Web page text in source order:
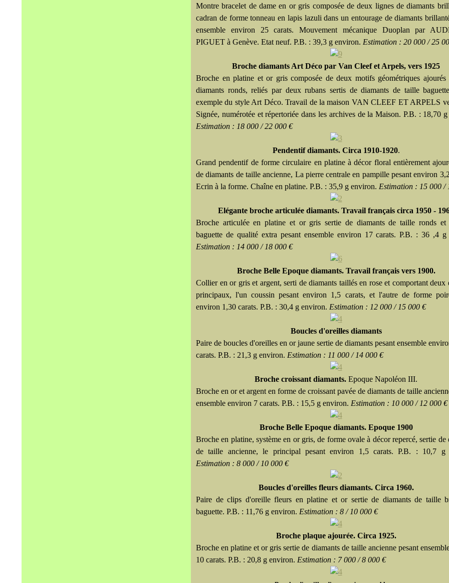
Montre bracelet de dame en or gris composée de deux lignes de diamants
cadran de forme tonneau en lapis lazuli dans un entourage de diamants
ensemble environ 25 carats. Mouvement mécanique Duoplan par
PIGUET à Genève. Etat neuf. P.B. : 39,3 g environ. Estimation : 20 000 / 25
Broche diamants Art Déco par Van Cleef et Arpels, vers 1925
Broche en platine et or gris composée de deux motifs géométriques ajourés
diamants ronds, reliés par deux rubans sertis de diamants de taille
exemple du style Art Déco. Travail de la maison VAN CLEEF ET ARPELS
Signée, numérotée et répertoriée dans les archives de la Maison. P.B. : 18,70
Estimation : 18 000 / 22 000 €
Pendentif diamants. Circa 1910-1920.
Grand pendentif de forme circulaire en platine à décor floral entièrement
de diamants de taille ancienne, La pierre centrale en pampille pesant environ
Ecrin à la forme. Chaîne en platine. P.B. : 35,9 g environ. Estimation : 15 000 /
Elégante broche articulée diamants. Travail français circa 1950 -
Broche articulée en platine et or gris sertie de diamants de taille ronds et
baguette de qualité extra pesant ensemble environ 17 carats. P.B. : 36 ,4 g
Estimation : 14 000 / 18 000 €
Broche Belle Epoque diamants. Travail français vers 1900.
Collier en or gris et argent, serti de diamants taillés en rose et comportant deux
principaux, l'un coussin pesant environ 1,5 carats, et l'autre de forme
environ 1,30 carats. P.B. : 30,4 g environ. Estimation : 12 000 / 15 000 €
Boucles d'oreilles diamants
Paire de boucles d'oreilles en or jaune sertie de diamants pesant ensemble
carats. P.B. : 21,3 g environ. Estimation : 11 000 / 14 000 €
Broche croissant diamants. Epoque Napoléon III.
Broche en or et argent en forme de croissant pavée de diamants de taille
ensemble environ 7 carats. P.B. : 15,5 g environ. Estimation : 10 000 / 12 000 €
Broche Belle Epoque diamants. Epoque 1900
Broche en platine, système en or gris, de forme ovale à décor repercé, sertie de
de taille ancienne, le principal pesant environ 1,5 carats. P.B. : 10,7 g
Estimation : 8 000 / 10 000 €
Boucles d'oreilles fleurs diamants. Circa 1960.
Paire de clips d'oreille fleurs en platine et or sertie de diamants de taille
baguette. P.B. : 11,76 g environ. Estimation : 8 / 10 000 €
Broche plaque ajourée. Circa 1925.
Broche en platine et or gris sertie de diamants de taille ancienne pesant
10 carats. P.B. : 20,8 g environ. Estimation : 7 000 / 8 000 €